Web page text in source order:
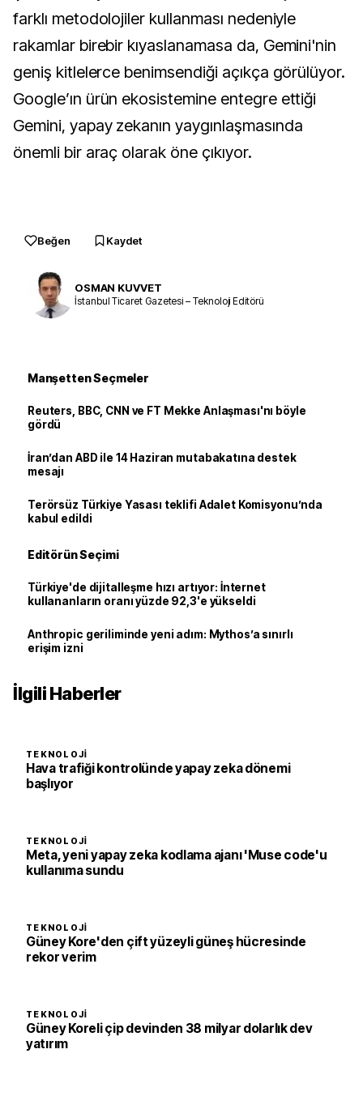
farklı metodolojiler kullanması nedeniyle
rakamlar birebir kıyaslanamasa da, Gemini'nin
geniş kitlelerce benimsendiği açıkça görülüyor.
Google’ın ürün ekosistemine entegre ettiği
Gemini, yapay zekanın yaygınlaşmasında
önemli bir araç olarak öne çıkıyor.
Beğen Kaydet
OSMAN KUVVET
İstanbul Ticaret Gazetesi – Teknoloji Editörü
Manşetten Seçmeler
Reuters, BBC, CNN ve FT Mekke Anlaşması'nı böyle
gördü
İran’dan ABD ile 14 Haziran mutabakatına destek
mesajı
Terörsüz Türkiye Yasası teklifi Adalet Komisyonu’nda
kabul edildi
Editörün Seçimi
Türkiye'de dijitalleşme hızı artıyor: İnternet
kullananların oranı yüzde 92,3'e yükseldi
Anthropic geriliminde yeni adım: Mythos’a sınırlı
erişim izni
İlgili Haberler
TEKNOLOJI
Hava trafiği kontrolünde yapay zeka dönemi
başlıyor
TEKNOLOJI
Meta, yeni yapay zeka kodlama ajanı 'Muse code'u
kullanıma sundu
TEKNOLOJI
Güney Kore'den çift yüzeyli güneş hücresinde
rekor verim
TEKNOLOJI
Güney Koreli çip devinden 38 milyar dolarlık dev
yatırım